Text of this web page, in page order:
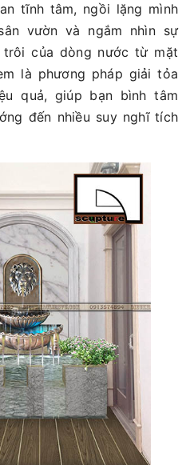
tĩnh tâm, ngồi lặng mình
vườn và ngắm nhìn sự
trôi của dòng nước từ mặt
là phương pháp giải tỏa
quả, giúp bạn bình tâm
đến nhiều suy nghĩ tích